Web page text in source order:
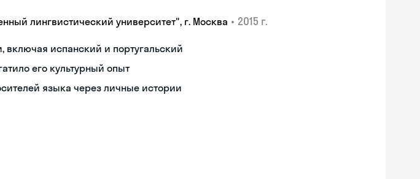
лингвистический университет", г. Москва • 2015 г.
включая испанский и португальский
его культурный опыт
языка через личные истории